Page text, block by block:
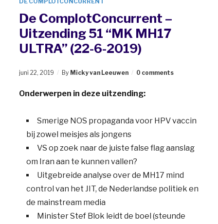
De ComplotConcurrent –
Uitzending 51 “MK MH17
ULTRA” (22-6-2019)
juni 22, 2019 By Micky van Leeuwen 0 comments
Onderwerpen in deze uitzending:
Smerige NOS propaganda voor HPV vaccin
bij zowel meisjes als jongens
VS op zoek naar de juiste false flag aanslag
om Iran aan te kunnen vallen?
Uitgebreide analyse over de MH17 mind
control van het JIT, de Nederlandse politiek en
de mainstream media
Minister Stef Blok leidt de boel (steunde